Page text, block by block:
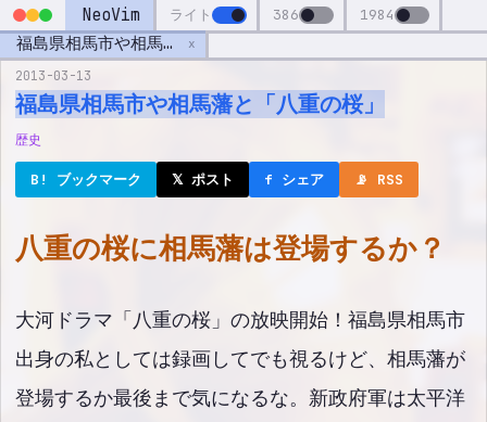
NeoVim ライト 386 1984
福島県相馬市や相馬藩と「八重の桜」 x
2013-03-13
福島県相馬市や相馬藩と「八重の桜」
歴史
B! ブックマーク 𝕏 ポスト f シェア 📡 RSS
八重の桜に相馬藩は登場するか？
大河ドラマ「八重の桜」の放映開始！福島県相馬市
出身の私としては録画してでも視るけど、相馬藩が
登場するか最後まで気になるな。新政府軍は太平洋